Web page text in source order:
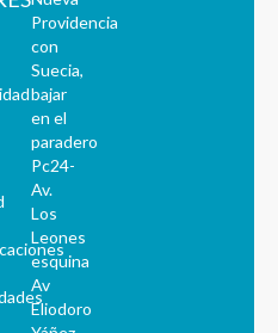
Providencia
con
Suecia,
bajar
en el
paradero
Pc24-
Av.
Los
Leones
esquina
Av
Eliodoro